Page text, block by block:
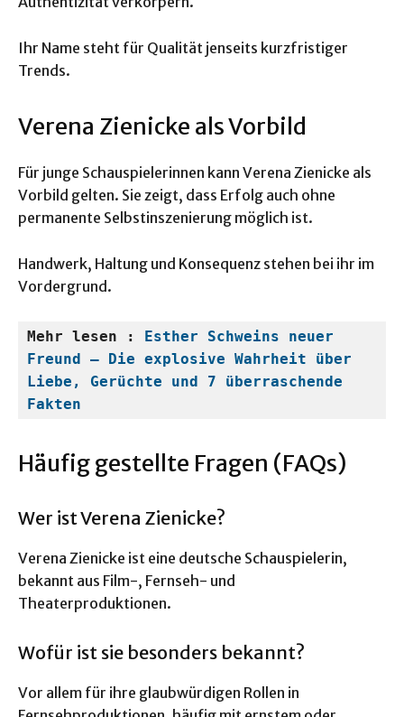
Ihr Name steht für Qualität jenseits kurzfristiger
Trends.
Verena Zienicke als Vorbild
Für junge Schauspielerinnen kann Verena Zienicke als
Vorbild gelten. Sie zeigt, dass Erfolg auch ohne
permanente Selbstinszenierung möglich ist.
Handwerk, Haltung und Konsequenz stehen bei ihr im
Vordergrund.
Mehr lesen :
Esther Schweins neuer
Freund – Die explosive Wahrheit über
Liebe, Gerüchte und 7 überraschende
Fakten
Häufig gestellte Fragen (FAQs)
Wer ist Verena Zienicke?
Verena Zienicke ist eine deutsche Schauspielerin,
bekannt aus Film-, Fernseh- und
Theaterproduktionen.
Wofür ist sie besonders bekannt?
Vor allem für ihre glaubwürdigen Rollen in